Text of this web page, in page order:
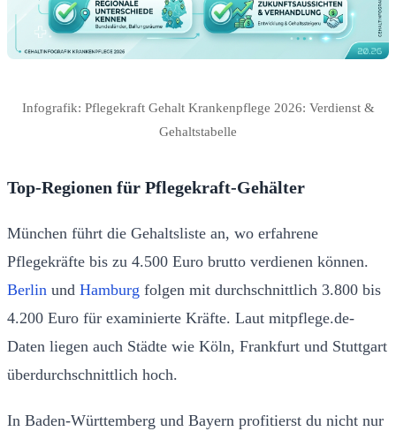
Infografik: Pflegekraft Gehalt Krankenpflege 2026: Verdienst &
Gehaltstabelle
Top-Regionen für Pflegekraft-Gehälter
München führt die Gehaltsliste an, wo erfahrene
Pflegekräfte bis zu 4.500 Euro brutto verdienen können.
Berlin und Hamburg folgen mit durchschnittlich 3.800 bis
4.200 Euro für examinierte Kräfte. Laut mitpflege.de-
Daten liegen auch Städte wie Köln, Frankfurt und Stuttgart
überdurchschnittlich hoch.
In Baden-Württemberg und Bayern profitierst du nicht nur